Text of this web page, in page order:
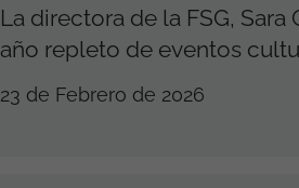
La directora de la FSG,
año repleto de eventos
23 de Febrero de 2026